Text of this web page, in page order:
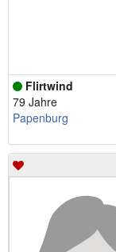
Flirtwind
79 Jahre
Papenburg